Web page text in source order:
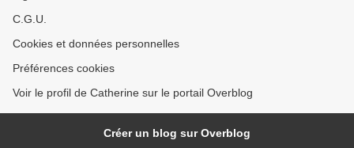
C.G.U.
Cookies et données personnelles
Préférences cookies
Voir le profil de Catherine sur le portail Overblog
Créer un blog sur Overblog